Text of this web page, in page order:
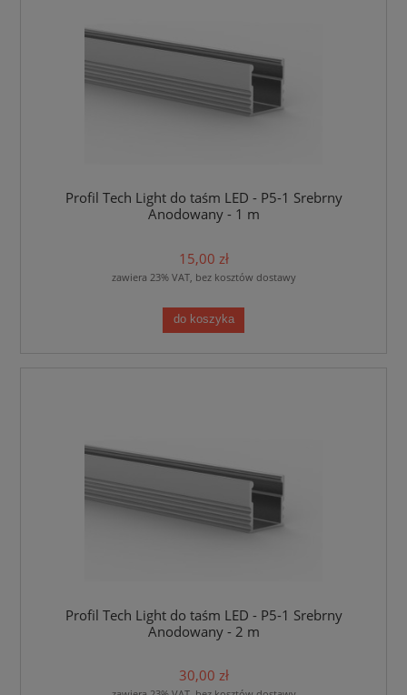
Profil Tech Light do taśm LED - P5-1 Srebrny
Anodowany - 1 m
15,00 zł
zawiera 23% VAT, bez kosztów dostawy
do koszyka
Profil Tech Light do taśm LED - P5-1 Srebrny
Anodowany - 2 m
30,00 zł